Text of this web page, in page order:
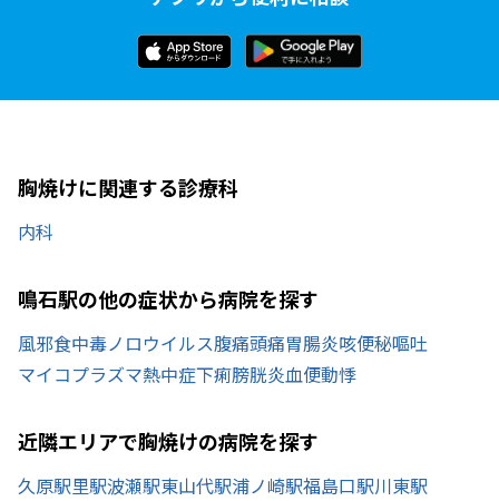
胸焼けに関連する診療科
内科
鳴石駅の他の症状から病院を探す
風邪食中毒ノロウイルス腹痛頭痛胃腸炎咳便秘嘔吐
マイコプラズマ熱中症下痢膀胱炎血便動悸
近隣エリアで胸焼けの病院を探す
久原駅里駅波瀬駅東山代駅浦ノ崎駅福島口駅川東駅